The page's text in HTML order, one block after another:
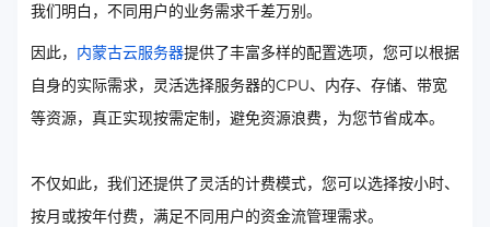
我们明白，不同用户的业务需求千差万别。
因此， 内蒙古云服务器提供了丰富多样的配置选项，您可以根据
自身的实际需求，灵活选择服务器的CPU、内存、存储、带宽
等资源，真正实现按需定制，避免资源浪费，为您节省成本。
不仅如此，我们还提供了灵活的计费模式，您可以选择按小时、
按月或按年付费，满足不同用户的资金流管理需求。